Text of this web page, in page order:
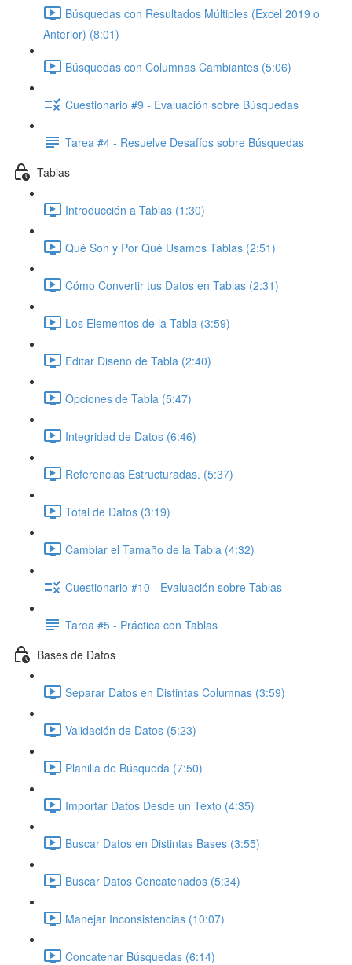
Búsquedas con Resultados Múltiples (Excel 2019 o
Anterior) (8:01)
Búsquedas con Columnas Cambiantes (5:06)
Cuestionario #9 - Evaluación sobre Búsquedas
Tarea #4 - Resuelve Desafíos sobre Búsquedas
Tablas
Introducción a Tablas (1:30)
Qué Son y Por Qué Usamos Tablas (2:51)
Cómo Convertir tus Datos en Tablas (2:31)
Los Elementos de la Tabla (3:59)
Editar Diseño de Tabla (2:40)
Opciones de Tabla (5:47)
Integridad de Datos (6:46)
Referencias Estructuradas. (5:37)
Total de Datos (3:19)
Cambiar el Tamaño de la Tabla (4:32)
Cuestionario #10 - Evaluación sobre Tablas
Tarea #5 - Práctica con Tablas
Bases de Datos
Separar Datos en Distintas Columnas (3:59)
Validación de Datos (5:23)
Planilla de Búsqueda (7:50)
Importar Datos Desde un Texto (4:35)
Buscar Datos en Distintas Bases (3:55)
Buscar Datos Concatenados (5:34)
Manejar Inconsistencias (10:07)
Concatenar Búsquedas (6:14)